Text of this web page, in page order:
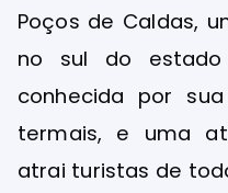
Poços de Caldas,
no sul do
conhecida por
termais, e uma
atrai turistas de